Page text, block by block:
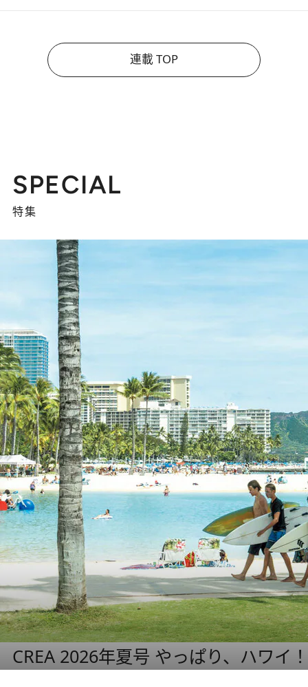
連載 TOP
SPECIAL
特集
CREA 2026年夏号 やっぱり、ハワイ